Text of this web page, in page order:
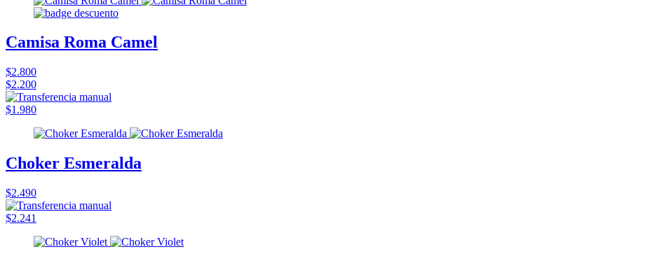
Camisa Roma Camel
$2.800
$2.200
$1.980
Choker Esmeralda
$2.490
$2.241